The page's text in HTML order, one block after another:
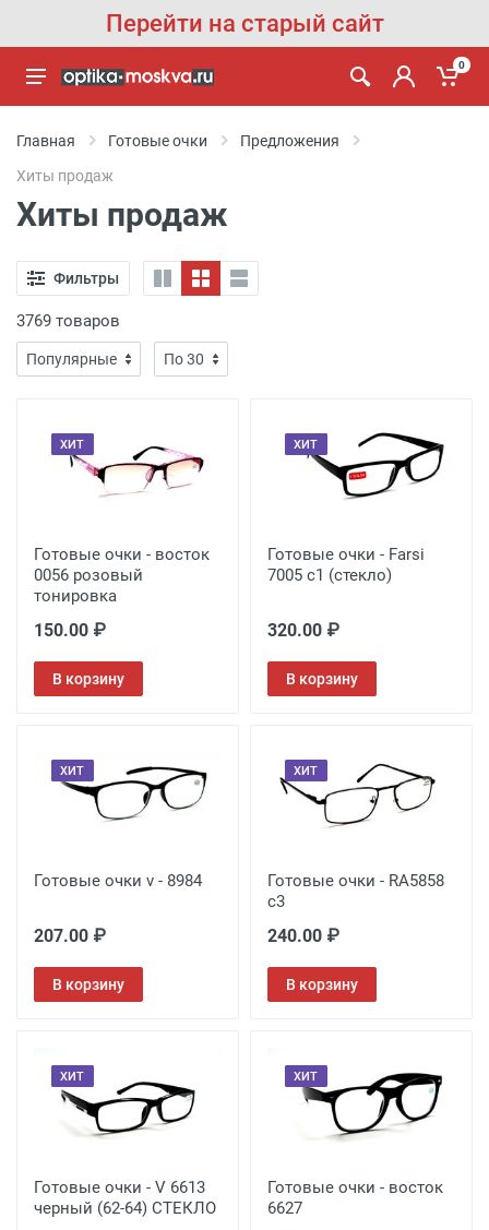
Перейти на старый сайт
0
Главная Готовые очки
Предложения
Хиты продаж
Хиты продаж
Фильтры
3769 товаров
ХИТ
Готовые очки - восток
0056 розовый
тонировка
150.00 ₽
В корзину
ХИТ
Готовые очки - Farsi
7005 с1 (стекло)
320.00 ₽
В корзину
ХИТ
Готовые очки v - 8984
207.00 ₽
В корзину
ХИТ
Готовые очки - RA5858
c3
240.00 ₽
В корзину
ХИТ
Готовые очки - V 6613
черный (62-64) СТЕКЛО
ХИТ
Готовые очки - восток
6627